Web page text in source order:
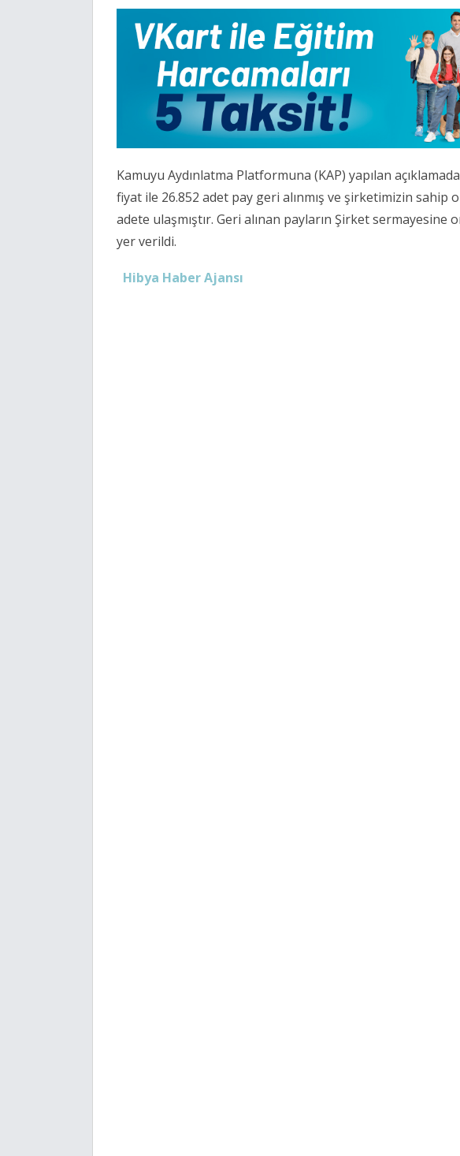
Kamuyu Aydınlatma Platformuna (KAP) yapılan
fiyat ile 26.852 adet pay geri alınmış ve şirketimizin sahip
adete ulaşmıştır. Geri alınan payların Şirket sermayesine
yer verildi.
Hibya Haber Ajansı